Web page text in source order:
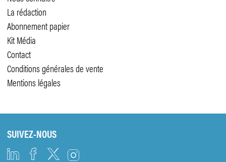
La rédaction
Abonnement papier
Kit Média
Contact
Conditions générales de vente
Mentions légales
SUIVEZ-NOUS